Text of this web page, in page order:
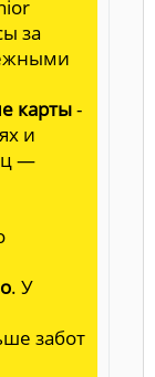
за
карты-
и
—
. У
забот